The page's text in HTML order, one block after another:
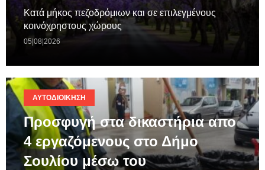
Κατά μήκος πεζοδρόμιων και σε επιλεγμένους
κοινόχρηστους χώρους
05|08|2026
ΑΥΤΟΔΙΟΊΚΗΣΗ
Προσφυγή στα δικαστήρια απο
4 εργαζόμενους στο Δήμο
Σουλίου μέσω του